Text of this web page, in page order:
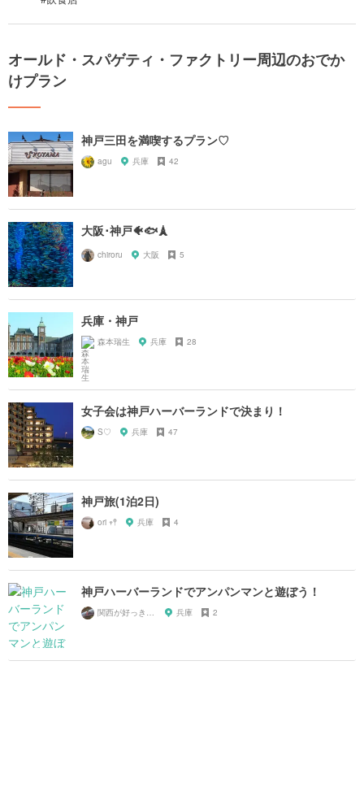
オールド・スパゲティ・ファクトリー周辺のおでか
けプラン
神戸三田を満喫するプラン♡
agu 兵庫 42
大阪･神戸🐠🐟🗼
chiroru 大阪 5
兵庫・神戸
森本瑞生 兵庫 28
女子会は神戸ハーバーランドで決まり！
S♡ 兵庫 47
神戸旅(1泊2日)
ori‪‪ 𖥧𖤣 兵庫 4
神戸ハーバーランドでアンパンマンと遊ぼう！
関西が好っきゃねん 兵庫 2